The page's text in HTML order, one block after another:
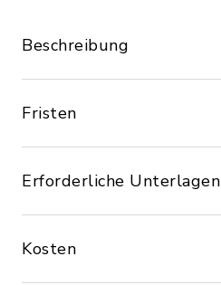
Beschreibung
Fristen
Erforderliche Unterlagen
Kosten